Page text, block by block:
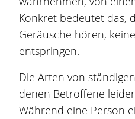
Konkret bedeutet das,
Geräusche hören,
entspringen.
Die Arten von
denen Betroffene
Während eine Person